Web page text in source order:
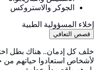
الجوكر والاستروكس
المسؤولية الطبية
قصص التعافي
كل إدمان.. هناك بطل
استعادوا حياتهم من